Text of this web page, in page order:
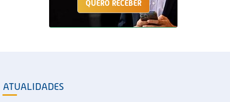
QUERO RECEBER
ATUALIDADES